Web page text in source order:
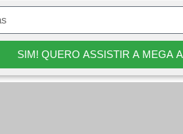
SIM! QUERO ASSISTIR A MEGA